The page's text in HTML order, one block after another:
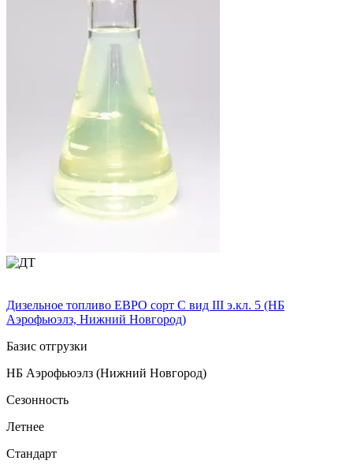
Дизельное топливо ЕВРО сорт C вид III э.кл. 5 (НБ
Аэрофьюэлз, Нижний Новгород)
Базис отгрузки
НБ Аэрофьюэлз (Нижний Новгород)
Сезонность
Летнее
Стандарт